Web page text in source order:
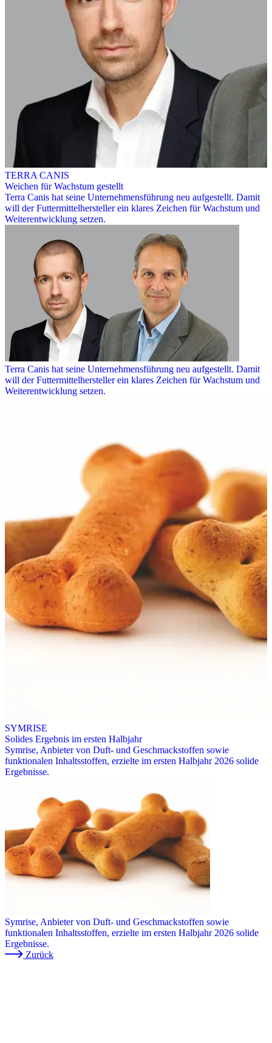
TERRA CANIS
Weichen für Wachstum gestellt
Terra Canis hat seine Unternehmensführung neu aufgestellt. Damit
will der Futtermittelhersteller ein klares Zeichen für Wachstum und
Weiterentwicklung setzen.
Terra Canis hat seine Unternehmensführung neu aufgestellt. Damit
will der Futtermittelhersteller ein klares Zeichen für Wachstum und
Weiterentwicklung setzen.
SYMRISE
Solides Ergebnis im ersten Halbjahr
Symrise, Anbieter von Duft- und Geschmackstoffen sowie
funktionalen Inhaltsstoffen, erzielte im ersten Halbjahr 2026 solide
Ergebnisse.
Symrise, Anbieter von Duft- und Geschmackstoffen sowie
funktionalen Inhaltsstoffen, erzielte im ersten Halbjahr 2026 solide
Ergebnisse.
Zurück